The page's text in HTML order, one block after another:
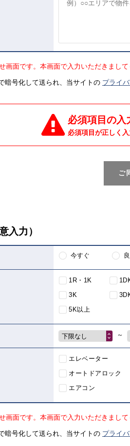
画面です。本画面で入力いただきまし
暗号化して送られ、当サイトの プライ
必須項目の入
必須項目が正しく
ご
入力）
今すぐ
1R・1K
3K
5K以上
下限なし ～
エレベーター
オートドアロック
エアコン
画面です。本画面で入力いただきまし
暗号化して送られ、当サイトの プライ